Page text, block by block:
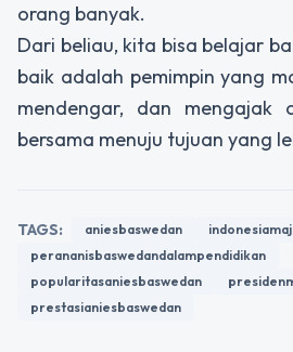
orang banyak.
Dari beliau, kita bisa belajar
baik adalah pemimpin yang
mendengar, dan mengajak
bersama menuju tujuan yang
TAGS: aniesbaswedan
perananisbaswedandalampendidikan
popularitasaniesbaswedan
prestasianiesbaswedan